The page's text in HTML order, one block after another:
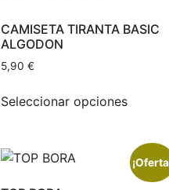
CAMISETA TIRANTA BASIC
ALGODON
5,90 €
Seleccionar opciones